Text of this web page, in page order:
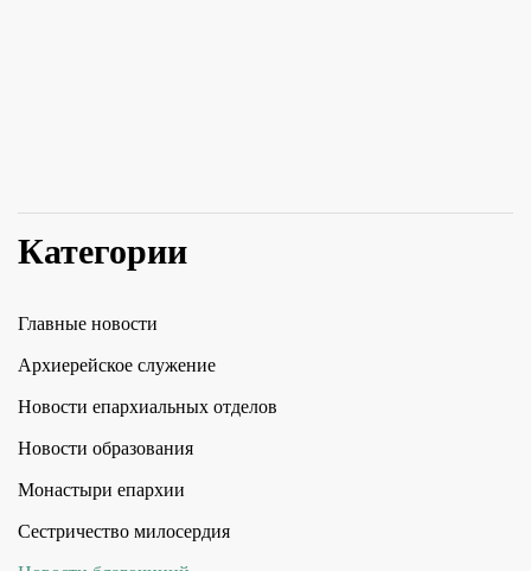
Категории
Главные новости
Архиерейское служение
Новости епархиальных отделов
Новости образования
Монастыри епархии
Сестричество милосердия